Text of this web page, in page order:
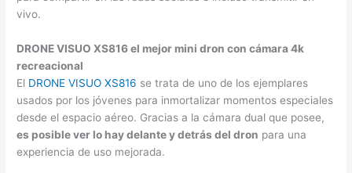
vivo.
DRONE VISUO XS816 el mejor mini dron con cámara 4k
recreacional
El DRONE VISUO XS816 se trata de uno de los ejemplares
usados por los jóvenes para inmortalizar momentos especiales
desde el espacio aéreo. Gracias a la cámara dual que posee,
es posible ver lo hay delante y detrás del dron para una
experiencia de uso mejorada.